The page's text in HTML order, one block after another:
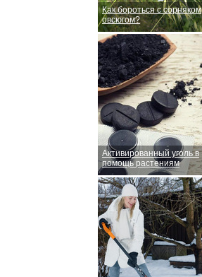
Как бороться с сорняком
овсюгом?
Активированный уголь в
помощь растениям